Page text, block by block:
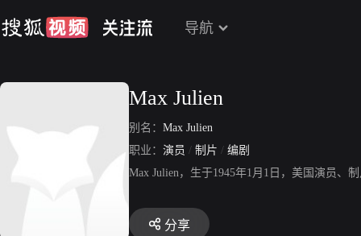
导航
Max Julien
别名： Max Julien
职业： 演员 / 制片 / 编剧
Max Julien，生于1945年1月1日，美国演员、
分享